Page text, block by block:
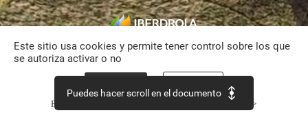
Este sitio usa cookies y permite tener control sobre los que
se autoriza activar o no
Política de confidencialidad Continuar sin aceptar >
Puedes hacer scroll en el documento